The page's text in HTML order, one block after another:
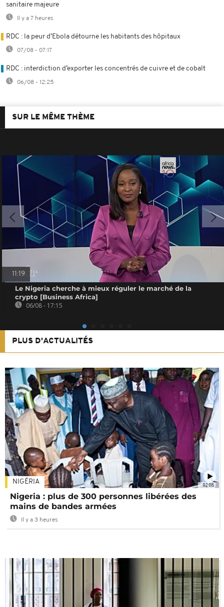
sanitaire majeure
Il y a 7 heures
RDC : la peur d’Ebola détourne les habitants des hôpitaux
07/08 - 07:17
RDC : interdiction d’exporter les concentrés de cuivre et de cobalt
06/08 - 12:25
SUR LE MÊME THÈME
11:19
Le Nigeria cherche à mieux réguler le marché de la
crypto [Business Africa]
06/08 - 17:15
PLUS D'ACTUALITÉS
02:08
NIGÉRIA
Nigeria : plus de 300 personnes libérées des
mains de bandes armées
Il y a 3 heures